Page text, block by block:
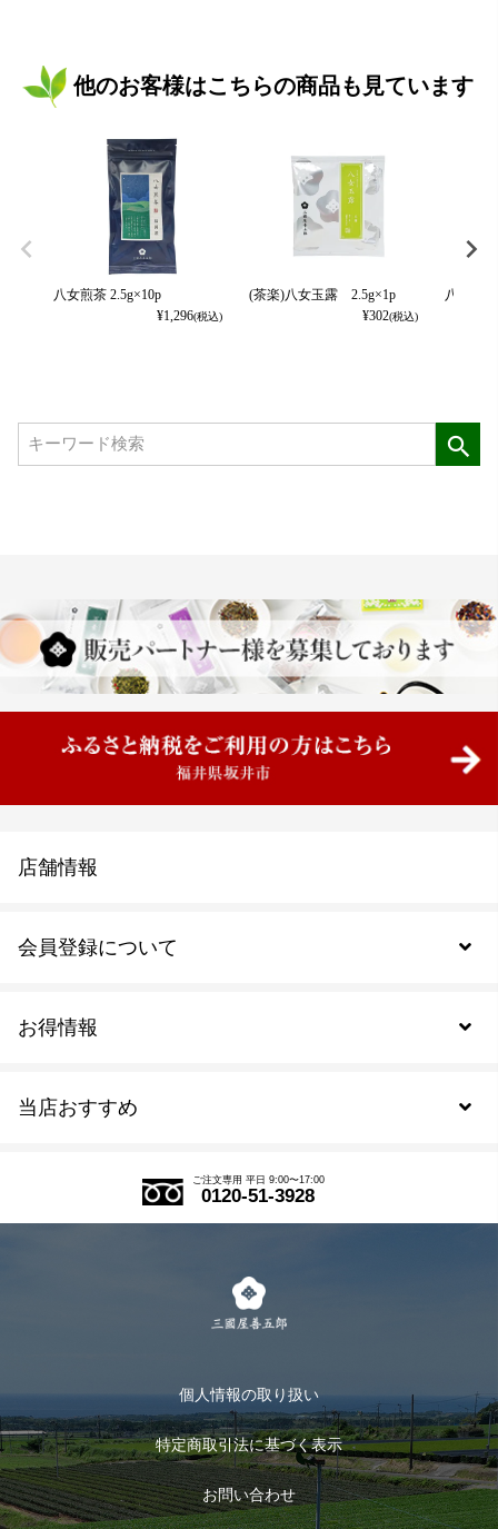
他のお客様はこちらの商品も見ています
八女煎茶 2.5g×10p
¥1,296(税込)
(茶楽)八女玉露 2.5g×1p
¥302(税込)
八女 星
当店おすすめ
式部の香りシリーズ
お茶のギフト
おすすめのお茶
お茶に合うスイーツ
お得情報
会員登録について
会員規約について
ログイン
ログアウト
店舗情報
ご注文専用 平日 9:00〜17:00
0120-51-3928
個人情報の取り扱い
特定商取引法に基づく表示
お問い合わせ